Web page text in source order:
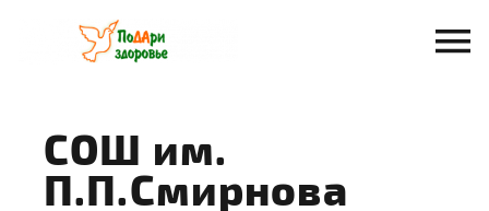
содержанию
СОШ им.
П.П.Смирнова